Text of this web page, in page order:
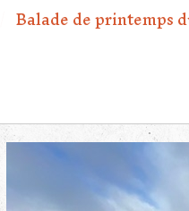
Balade de printemps